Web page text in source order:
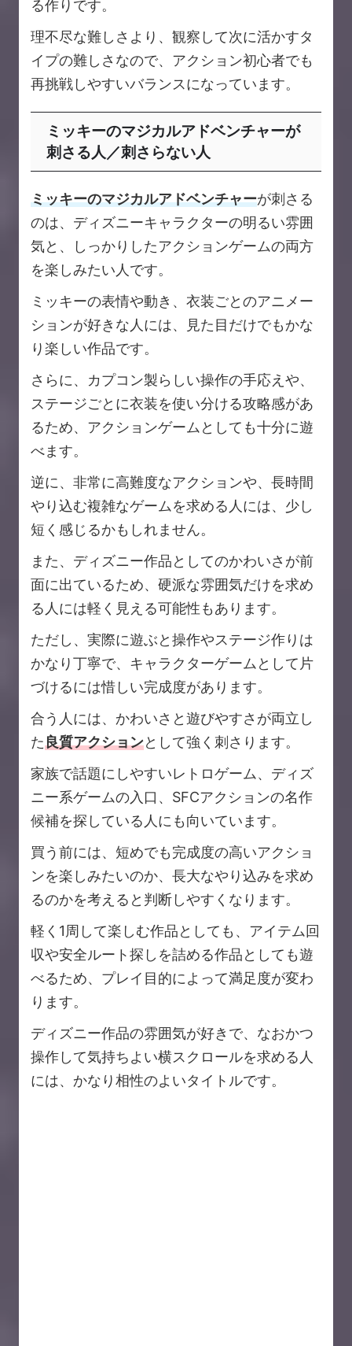
る作りです。
理不尽な難しさより、観察して次に活かすタ
イプの難しさなので、アクション初心者でも
再挑戦しやすいバランスになっています。
ミッキーのマジカルアドベンチャーが
刺さる人／刺さらない人
ミッキーのマジカルアドベンチャーが刺さる
のは、ディズニーキャラクターの明るい雰囲
気と、しっかりしたアクションゲームの両方
を楽しみたい人です。
ミッキーの表情や動き、衣装ごとのアニメー
ションが好きな人には、見た目だけでもかな
り楽しい作品です。
さらに、カプコン製らしい操作の手応えや、
ステージごとに衣装を使い分ける攻略感があ
るため、アクションゲームとしても十分に遊
べます。
逆に、非常に高難度なアクションや、長時間
やり込む複雑なゲームを求める人には、少し
短く感じるかもしれません。
また、ディズニー作品としてのかわいさが前
面に出ているため、硬派な雰囲気だけを求め
る人には軽く見える可能性もあります。
ただし、実際に遊ぶと操作やステージ作りは
かなり丁寧で、キャラクターゲームとして片
づけるには惜しい完成度があります。
合う人には、かわいさと遊びやすさが両立し
た良質アクションとして強く刺さります。
家族で話題にしやすいレトロゲーム、ディズ
ニー系ゲームの入口、SFCアクションの名作
候補を探している人にも向いています。
買う前には、短めでも完成度の高いアクショ
ンを楽しみたいのか、長大なやり込みを求め
るのかを考えると判断しやすくなります。
軽く1周して楽しむ作品としても、アイテム回
収や安全ルート探しを詰める作品としても遊
べるため、プレイ目的によって満足度が変わ
ります。
ディズニー作品の雰囲気が好きで、なおかつ
操作して気持ちよい横スクロールを求める人
には、かなり相性のよいタイトルです。